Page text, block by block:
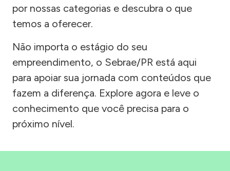
por nossas categorias e descubra o que
temos a oferecer.
Não importa o estágio do seu
empreendimento, o Sebrae/PR está aqui
para apoiar sua jornada com conteúdos que
fazem a diferença. Explore agora e leve o
conhecimento que você precisa para o
próximo nível.